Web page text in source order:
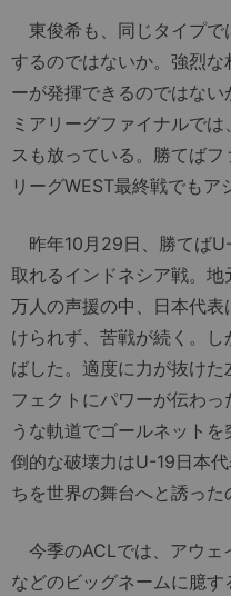
東俊希も、同じタイプで
するのではないか。強烈
ーが発揮できるのではな
ミアリーグファイナルで
スも放っている。勝てば
リーグWEST最終戦でもア
昨年10月29日、勝てば
取れるインドネシア戦。
万人の声援の中、日本代
けられず、苦戦が続く。
ばした。適度に力が抜け
フェクトにパワーが伝わ
うな軌道でゴールネット
倒的な破壊力はU-19日本
ちを世界の舞台へと誘った
今季のACLでは、アウェ
などのビッグネームに臆